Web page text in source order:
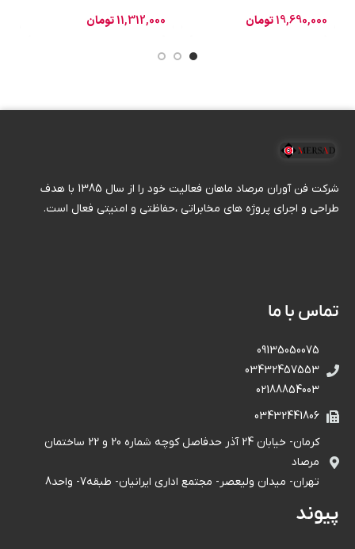
19,690,000تومان
11,312,000تومان
شرکت فن آوران مرصاد ماهان فعالیت خود را از سال 1385 با هدف
طراحی و اجرای پروژه های مخابراتی ،حفاظتی و امنیتی فعال است.
تماس با ما
09135050075
03432457553
02188854003
03432441806
کرمان- خیابان 24 آذر حدفاصل کوچه شماره 20 و 22 ساختمان
مرصاد
تهران- میدان ولیعصر- مجتمع اداری ایرانیان- طبقه7- واحد8
پیوند